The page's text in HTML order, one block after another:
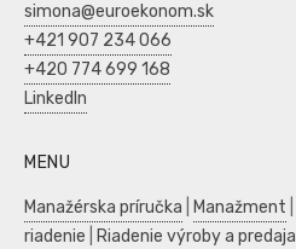
simona@euroekonom.sk
+421 907 234 066
+420 774 699 168
LinkedIn
MENU
Manažérska príručka Manažment
riadenie
Riadenie výroby a predaja